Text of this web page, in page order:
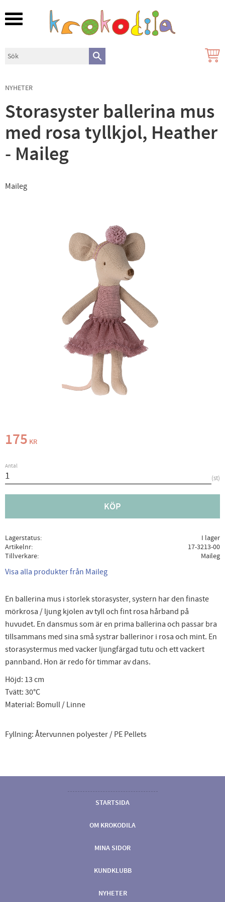
Meny
NYHETER
Storasyster ballerina mus
med rosa tyllkjol, Heather
- Maileg
Maileg
175 KR
Antal
st
KÖP
Lagerstatus
I lager
Artikelnr
17-3213-00
Tillverkare
Maileg
Visa alla produkter från Maileg
En ballerina mus i storlek storasyster, systern har den finaste
mörkrosa / ljung kjolen av tyll och fint rosa hårband på
huvudet. En dansmus som är en prima ballerina och passar bra
tillsammans med sina små systrar ballerinor i rosa och mint. En
storasystermus med vacker ljungfärgad tutu och ett vackert
pannband. Hon är redo för timmar av dans.
Höjd: 13 cm
Tvätt: 30°C
Material: Bomull / Linne
Fyllning: Återvunnen polyester / PE Pellets
STARTSIDA
OM KROKODILA
MINA SIDOR
KUNDKLUBB
NYHETER